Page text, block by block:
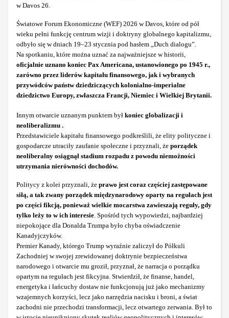
w Davos 26.
Światowe Forum Ekonomiczne (WEF) 2026 w Davos, które od pół
wieku pełni funkcję centrum wizji i doktryny globalnego kapitalizmu,
odbyło się w dniach 19–23 stycznia pod hasłem „Duch dialogu”.
Na spotkaniu, które można uznać za najważniejsze w historii,
oficjalnie uznano koniec Pax Americana, ustanowionego po 1945 r.,
zarówno przez liderów kapitału finansowego, jak i wybranych
przywódców państw dziedziczących kolonialno-imperialne
dziedzictwo Europy, zwłaszcza Francji, Niemiec i Wielkiej Brytanii.
Innym otwarcie uznanym punktem był koniec globalizacji i
neoliberalizmu .
Przedstawiciele kapitału finansowego podkreślili, że elity polityczne i
gospodarcze utraciły zaufanie społeczne i przyznali, że porządek
neoliberalny osiągnął stadium rozpadu z powodu niemożności
utrzymania nierówności dochodów.
Politycy z kolei przyznali, że prawo jest coraz częściej zastępowane
siłą, a tak zwany porządek międzynarodowy oparty na regułach jest
po części fikcją, ponieważ wielkie mocarstwa zawieszają reguły, gdy
tylko leży to w ich interesie. Spośród tych wypowiedzi, najbardziej
niepokojące dla Donalda Trumpa było chyba oświadczenie
Kanadyjczyków.
Premier Kanady, którego Trump wyraźnie zaliczył do Półkuli
Zachodniej w swojej zrewidowanej doktrynie bezpieczeństwa
narodowego i otwarcie mu groził, przyznał, że narracja o porządku
opartym na regułach jest fikcyjna. Stwierdził, że finanse, handel,
energetyka i łańcuchy dostaw nie funkcjonują już jako mechanizmy
wzajemnych korzyści, lecz jako narzędzia nacisku i broni, a świat
zachodni nie przechodzi transformacji, lecz otwartego zerwania. Był to